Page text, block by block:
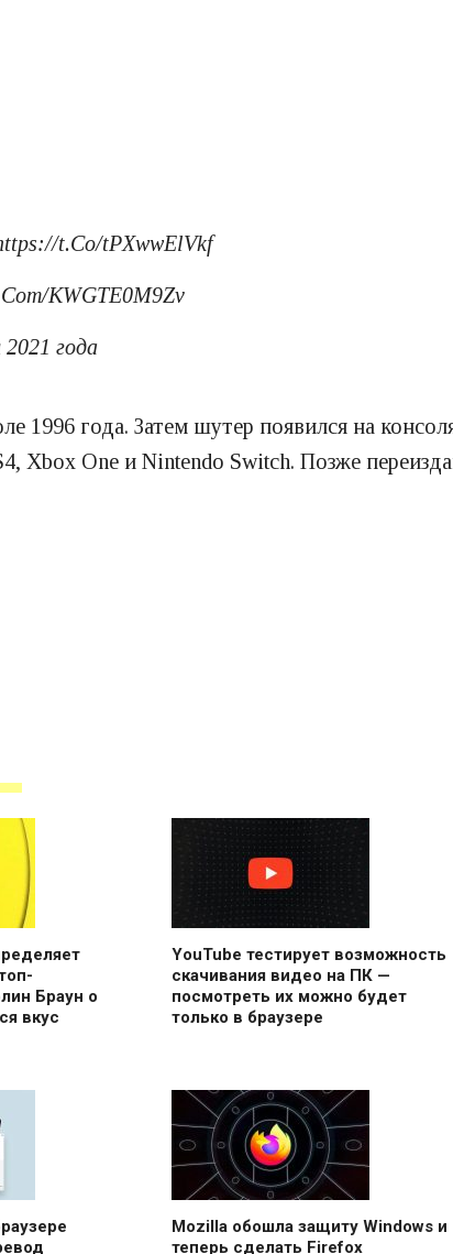
t.Co/tPXwwElVkf
KWGTE0M9Zv
года
года. Затем шутер появился на
Xbox One и Nintendo Switch. Позже
Браун о
вкус
YouTube тестирует возможность
скачивания видео на ПК —
посмотреть их можно будет
только в браузере
Mozilla обошла защиту Windows и
теперь сделать Firefox